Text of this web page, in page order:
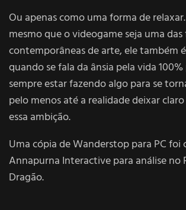
Ou apenas como uma forma de
mesmo que o videogame seja uma
contemporâneas de arte, ele também
quando se fala da ânsia pela vida
sempre estar fazendo algo para se
pelo menos até a realidade deixar
essa ambição.
Uma cópia de Wanderstop para PC foi
Annapurna Interactive para análise no
Dragão.